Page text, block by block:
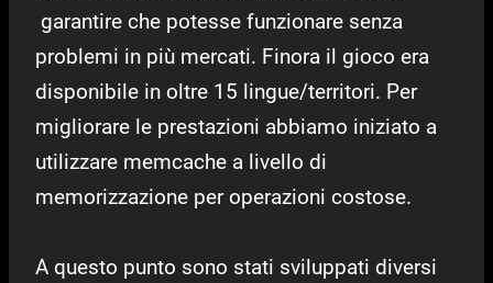
garantire che potesse funzionare senza
problemi in più mercati. Finora il gioco era
disponibile in oltre 15 lingue/territori. Per
migliorare le prestazioni abbiamo iniziato a
utilizzare memcache a livello di
memorizzazione per operazioni costose.
A questo punto sono stati sviluppati diversi